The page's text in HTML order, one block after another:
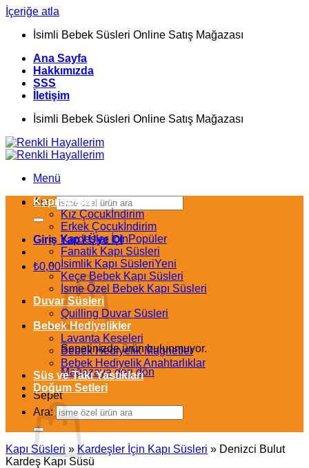
İçeriğe atla
İsimli Bebek Süsleri Online Satış Mağazası
Ana Sayfa
Hakkımızda
SSS
İletişim
İsimli Bebek Süsleri Online Satış Mağazası
Menü
Ara:
Giriş Yap / Üye Ol
₺0,00
Sepetinizde ürün bulunmuyor.
Mağazaya geri dön
Sepet
Kapı Süsleri
Kız Çocuk
Erkek Çocuk
Kardeşler İçin
Fanatik Kapı Süsleri
İsimlik Kapı Süsleri
Keçe Bebek Kapı Süsleri
İsme Özel Bebek Kapı Süsleri
Duvar Süsleri
Quilling Duvar Süsleri
Bebek Hediyelikler
Lavanta Keseleri
Bebek Hediyelik Magnetler
Bebek Hediyelik Anahtarlıklar
Süs ve Takı Yastıkları
Doğum Setleri
Ara:
Kapı Süsleri » Kardeşler İçin Kapı Süsleri » Denizci Bulut
Kardeş Kapı Süsü